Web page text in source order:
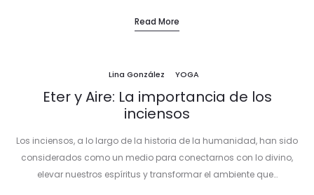
Read More
Lina González YOGA
Eter y Aire: La importancia de los
inciensos
Los inciensos, a lo largo de la historia de la humanidad, han sido
considerados como un medio para conectarnos con lo divino,
elevar nuestros espíritus y transformar el ambiente que…